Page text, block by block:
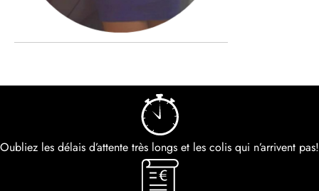
Oubliez les délais d’attente très longs et les colis qui n’arrivent pas!